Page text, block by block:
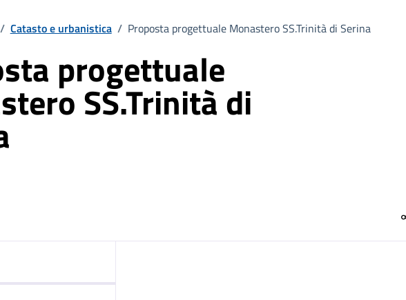
/ Catasto e urbanistica / Proposta progettuale Monastero SS.Trinità di Serina
progettuale
SS.Trinità di